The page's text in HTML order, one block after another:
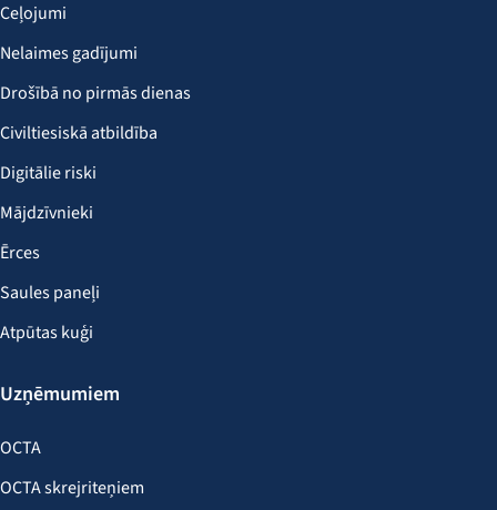
Ceļojumi
Nelaimes gadījumi
Drošībā no pirmās dienas
Civiltiesiskā atbildība
Digitālie riski
Mājdzīvnieki
Ērces
Saules paneļi
Atpūtas kuģi
Uzņēmumiem
OCTA
OCTA skrejriteņiem